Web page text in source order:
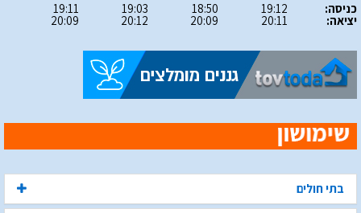
כניסה:
יציאה:
19:12
20:11
18:50
20:09
19:03
20:12
19:11
20:09
בתי חולים